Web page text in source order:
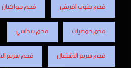
فحم جنوب افريقي
فحم جواكيان
فحم حمضيات
فحم سداسي
فحم سريع الأشتعال
فحم سريع